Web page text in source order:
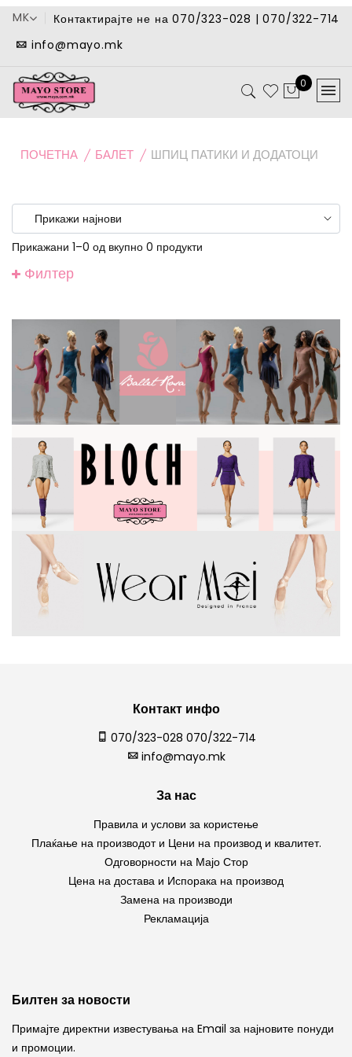
MK
Контактирајте не на 070/323-028 | 070/322-714
info@mayo.mk
0
ПОЧЕТНА БАЛЕТ ШПИЦ ПАТИКИ И ДОДАТОЦИ
Прикажани 1–0 од вкупно 0 продукти
Филтер
Контакт инфо
070/323-028 070/322-714
info@mayo.mk
За нас
Правила и услови за користење
Плаќање на производот и Цени на производ и квалитет.
Одговорности на Мајо Стор
Цена на достава и Испорака на производ
Замена на производи
Рекламација
Билтен за новости
Примајте директни известувања на Email за најновите понуди
и промоции.